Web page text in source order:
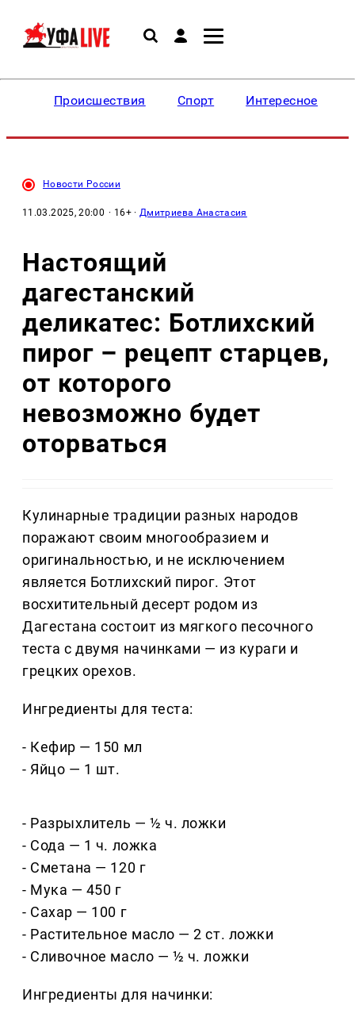
Происшествия Спорт Интересное
Новости России
11.03.2025, 20:00 · 16+ ·Дмитриева Анастасия
Настоящий
дагестанский
деликатес: Ботлихский
пирог – рецепт старцев,
от которого
невозможно будет
оторваться
Кулинарные традиции разных народов
поражают своим многообразием и
оригинальностью, и не исключением
является Ботлихский пирог. Этот
восхитительный десерт родом из
Дагестана состоит из мягкого песочного
теста с двумя начинками — из кураги и
грецких орехов.
Ингредиенты для теста:
- Кефир — 150 мл
- Яйцо — 1 шт.
- Разрыхлитель — ½ ч. ложки
- Сода — 1 ч. ложка
- Сметана — 120 г
- Мука — 450 г
- Сахар — 100 г
- Растительное масло — 2 ст. ложки
- Сливочное масло — ½ ч. ложки
Ингредиенты для начинки: